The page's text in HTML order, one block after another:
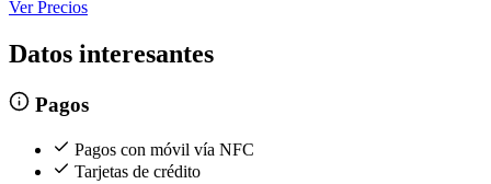
Ver Precios
Datos interesantes
Pagos
Pagos con móvil vía NFC
Tarjetas de crédito